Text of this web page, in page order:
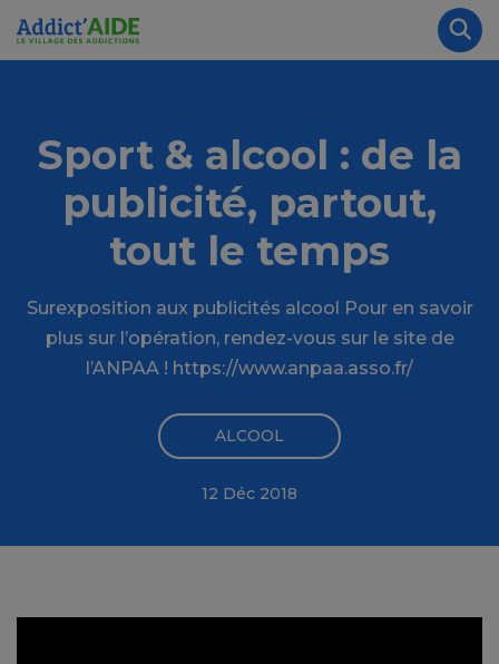
Aller au contenu principal
Sport & alcool : de la
publicité, partout,
tout le temps
Surexposition aux publicités alcool Pour en savoir
plus sur l’opération, rendez-vous sur le site de
l’ANPAA ! https://www.anpaa.asso.fr/
ALCOOL
12 Déc 2018
Panneau de gestion des cookies